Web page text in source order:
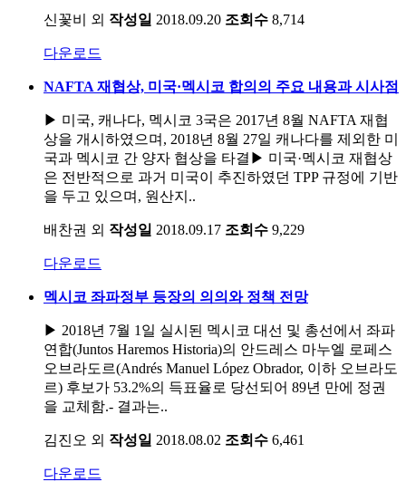
신꽃비 외 작성일 2018.09.20 조회수 8,714
다운로드
NAFTA 재협상, 미국·멕시코 합의의 주요 내용과 시사점
▶ 미국, 캐나다, 멕시코 3국은 2017년 8월 NAFTA 재협
상을 개시하였으며, 2018년 8월 27일 캐나다를 제외한 미
국과 멕시코 간 양자 협상을 타결▶ 미국·멕시코 재협상
은 전반적으로 과거 미국이 추진하였던 TPP 규정에 기반
을 두고 있으며, 원산지..
배찬권 외 작성일 2018.09.17 조회수 9,229
다운로드
멕시코 좌파정부 등장의 의의와 정책 전망
▶ 2018년 7월 1일 실시된 멕시코 대선 및 총선에서 좌파
연합(Juntos Haremos Historia)의 안드레스 마누엘 로페스
오브라도르(Andrés Manuel López Obrador, 이하 오브라도
르) 후보가 53.2%의 득표율로 당선되어 89년 만에 정권
을 교체함.- 결과는..
김진오 외 작성일 2018.08.02 조회수 6,461
다운로드